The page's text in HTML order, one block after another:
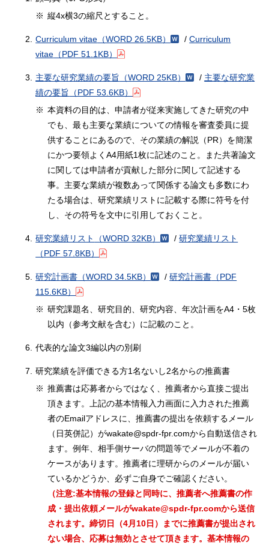
※ 縦4x横3の縮尺とすること。
2. Curriculum vitae （WORD 26.5KB） /Curriculum
vitae （PDF 51.1KB）
3. 主要な研究業績の要旨 （WORD 25KB） / 主要な研究業
績の要旨
（PDF 53.6KB）
※ 本資料の目的は、申請者が従来実施してきた研究の中
でも、最も主要な業績についての情報を審査委員に提
供することにあるので、その業績の解説（PR）を簡潔
にかつ要領よくA4用紙1枚に記述のこと。また共著論文
に関しては申請者が貢献した部分に関して記述する
事。主要な業績が複数あって関係する論文も多数にわ
たる場合は、研究業績リストに記載する際に符号を付
し、その符号を文中に引用しておくこと。
4. 研究業績リスト （WORD 32KB） /研究業績リスト
（PDF 57.8KB）
5. 研究計画書 （WORD 34.5KB） /研究計画書 （PDF
115.6KB）
※ 研究課題名、研究目的、研究内容、年次計画をA4・5枚
以内（参考文献を含む）に記載のこと。
6. 代表的な論文3編以内の別刷
7.
研究業績を評価できる方1名ないし2名からの推薦書
※ 推薦書は応募者からではなく、推薦者から直接ご提出
頂きます。上記の基本情報入力画面に入力された推薦
者のEmailアドレスに、推薦書の提出を依頼するメール
（日英併記）がwakate@spdr-fpr.comから自動送信され
ます。例年、相手側サーバの問題等でメールが不着の
ケースがあります。推薦者に理研からのメールが届い
ているかどうか、必ずご自身でご確認ください。
（注意:基本情報の登録と同時に、推薦者へ推薦書の作
成・提出依頼メールがwakate@spdr-fpr.comから送信
されます。締切日（4月10日）までに推薦書が提出され
ない場合、応募は無効とさせて頂きます。基本情報の